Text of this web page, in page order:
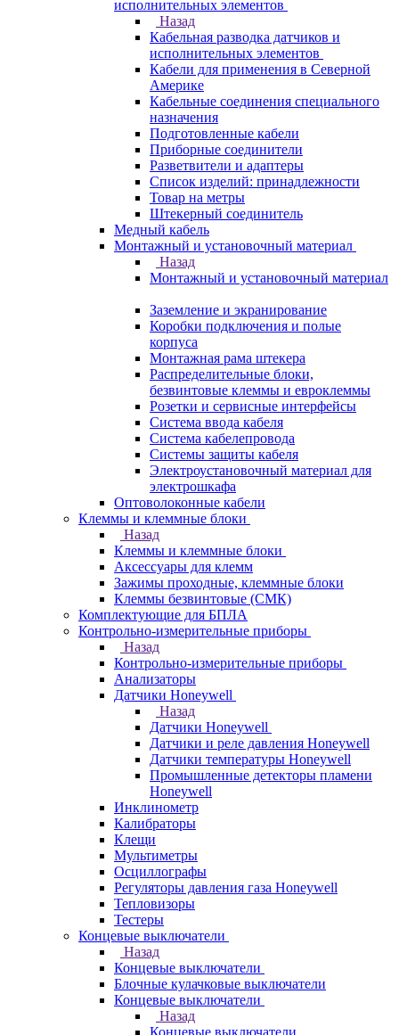
исполнительных элементов
Назад
Кабельная разводка датчиков и
исполнительных элементов
Кабели для применения в Северной
Америке
Кабельные соединения специального
назначения
Подготовленные кабели
Приборные соединители
Разветвители и адаптеры
Список изделий: принадлежности
Товар на метры
Штекерный соединитель
Медный кабель
Монтажный и установочный материал
Назад
Монтажный и установочный материал
Заземление и экранирование
Коробки подключения и полые
корпуса
Монтажная рама штекера
Распределительные блоки,
безвинтовые клеммы и евроклеммы
Розетки и сервисные интерфейсы
Система ввода кабеля
Система кабелепровода
Системы защиты кабеля
Электроустановочный материал для
электрошкафа
Оптоволоконные кабели
Клеммы и клеммные блоки
Назад
Клеммы и клеммные блоки
Аксессуары для клемм
Зажимы проходные, клеммные блоки
Клеммы безвинтовые (СМК)
Комплектующие для БПЛА
Контрольно-измерительные приборы
Назад
Контрольно-измерительные приборы
Анализаторы
Датчики Honeywell
Назад
Датчики Honeywell
Датчики и реле давления Honeywell
Датчики температуры Honeywell
Промышленные детекторы пламени
Honeywell
Инклинометр
Калибраторы
Клещи
Мультиметры
Осциллографы
Регуляторы давления газа Honeywell
Тепловизоры
Тестеры
Концевые выключатели
Назад
Концевые выключатели
Блочные кулачковые выключатели
Концевые выключатели
Назад
Концевые выключатели